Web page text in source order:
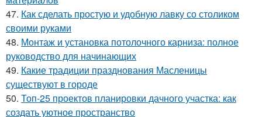
47. Как сделать простую и удобную лавку со столиком
своими руками
48. Монтаж и установка потолочного карниза: полное
руководство для начинающих
49. Какие традиции празднования Масленицы
существуют в городе
50. Топ-25 проектов планировки дачного участка: как
создать уютное пространство